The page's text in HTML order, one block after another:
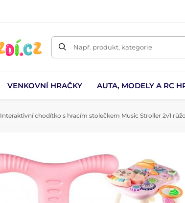
Např. produkt, kategorie
VENKOVNÍ HRAČKY AUTA, MODELY A RC
Interaktivní chodítko s hracím stolečkem Music Stroller 2v1